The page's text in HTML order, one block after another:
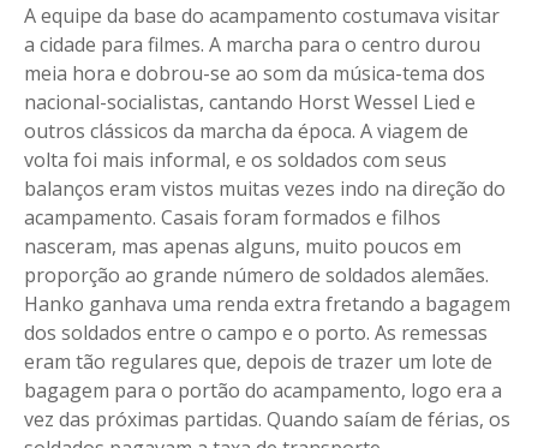
A equipe da base do acampamento costumava visitar
a cidade para filmes. A marcha para o centro durou
meia hora e dobrou-se ao som da música-tema dos
nacional-socialistas, cantando Horst Wessel Lied e
outros clássicos da marcha da época. A viagem de
volta foi mais informal, e os soldados com seus
balanços eram vistos muitas vezes indo na direção do
acampamento. Casais foram formados e filhos
nasceram, mas apenas alguns, muito poucos em
proporção ao grande número de soldados alemães.
Hanko ganhava uma renda extra fretando a bagagem
dos soldados entre o campo e o porto. As remessas
eram tão regulares que, depois de trazer um lote de
bagagem para o portão do acampamento, logo era a
vez das próximas partidas. Quando saíam de férias, os